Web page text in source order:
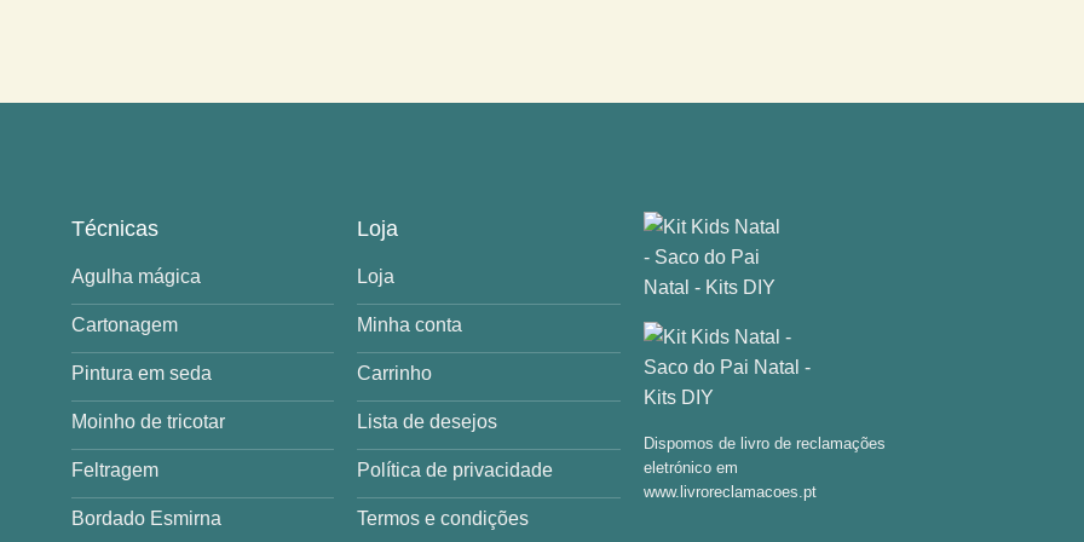
Técnicas
Agulha mágica
Cartonagem
Pintura em seda
Moinho de tricotar
Feltragem
Bordado Esmirna
Loja
Loja
Minha conta
Carrinho
Lista de desejos
Política de privacidade
Termos e condições
Dispomos de livro de reclamações
eletrónico em
www.livroreclamacoes.pt